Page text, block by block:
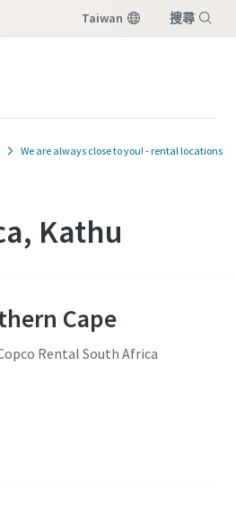
Taiwan 搜尋
We are always close to you! - rental locations
Kathu
Cape
Rental South Africa